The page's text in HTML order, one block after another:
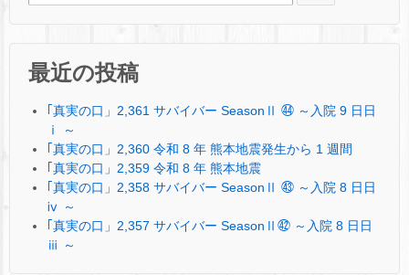
最近の投稿
｢真実の口」2,361 サバイバー SeasonⅡ ㊹ ～入院 9 日日
ⅰ ～
｢真実の口」2,360 令和 8 年 熊本地震発生から 1 週間
｢真実の口」2,359 令和 8 年 熊本地震
｢真実の口」2,358 サバイバー SeasonⅡ ㊸ ～入院 8 日日
ⅳ ～
｢真実の口」2,357 サバイバー SeasonⅡ㊷ ～入院 8 日日
ⅲ ～